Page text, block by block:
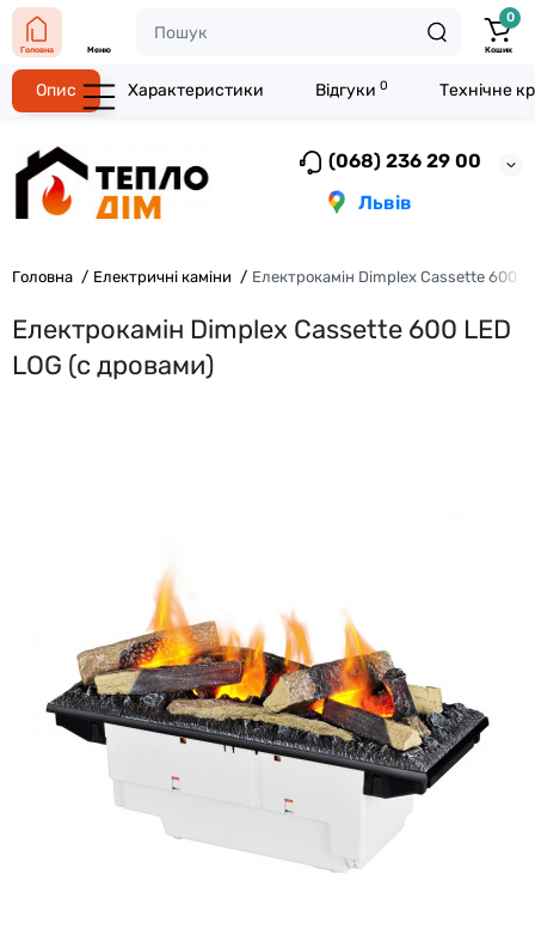
(068) 236 29 00
Львів
Головна Меню
0
Кошик
Головна Електричні каміни Електрокамін Dimplex Cassette 600
Електрокамін Dimplex Cassette 600 LED
LOG (с дровами)
Опис Характеристики Відгуки 0 Технічне